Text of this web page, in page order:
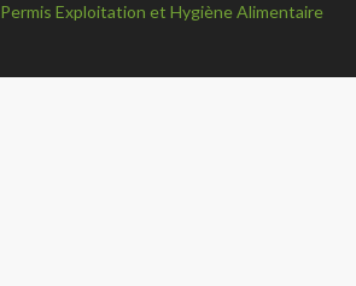
Permis Exploitation et Hygiène Alimentaire